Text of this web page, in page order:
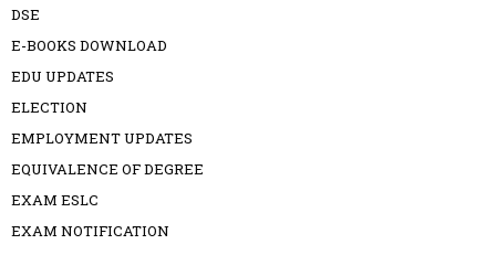
DSE
E-BOOKS DOWNLOAD
EDU UPDATES
ELECTION
EMPLOYMENT UPDATES
EQUIVALENCE OF DEGREE
EXAM ESLC
EXAM NOTIFICATION